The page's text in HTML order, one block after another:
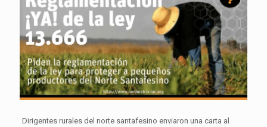
Dirigentes rurales del norte santafesino enviaron una carta al